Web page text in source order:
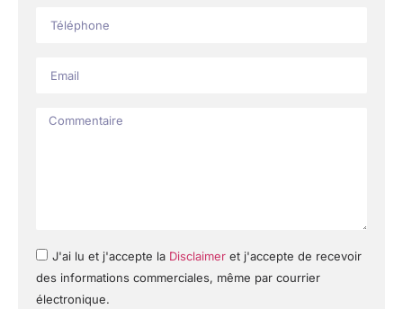
J'ai lu et j'accepte la Disclaimer et j'accepte de recevoir
des informations commerciales, même par courrier
électronique.